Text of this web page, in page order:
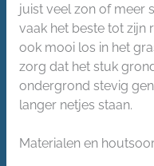
juist veel zon of meer
vaak het beste tot zijn
ook mooi los in het
zorg dat het stuk
ondergrond stevig
langer netjes staan.
Materialen en